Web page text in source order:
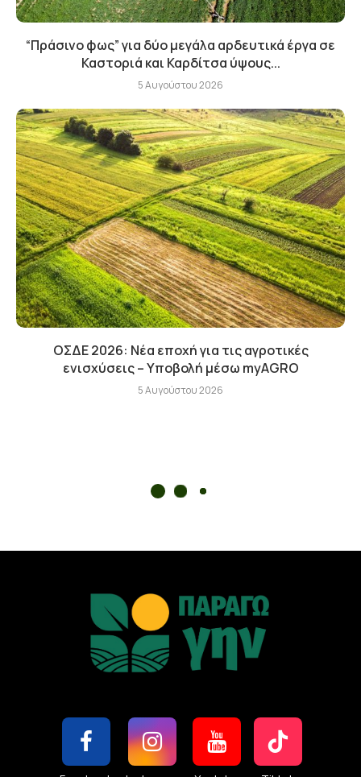
“Πράσινο φως” για δύο μεγάλα αρδευτικά έργα σε
Καστοριά και Καρδίτσα ύψους...
5 Αυγούστου 2026
ΟΣΔΕ 2026: Νέα εποχή για τις αγροτικές
ενισχύσεις – Υποβολή μέσω myAGRO
5 Αυγούστου 2026